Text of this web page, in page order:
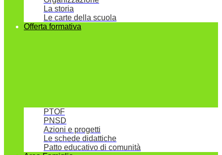
La storia
Le carte della scuola
Offerta formativa
PTOF
PNSD
Azioni e progetti
Le schede didattiche
Patto educativo di comunità